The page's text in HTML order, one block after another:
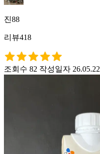
진88
리뷰418
조회수 82 작성일자 26.05.22